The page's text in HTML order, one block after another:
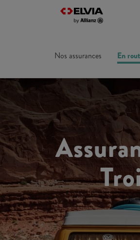
Nos assurances En